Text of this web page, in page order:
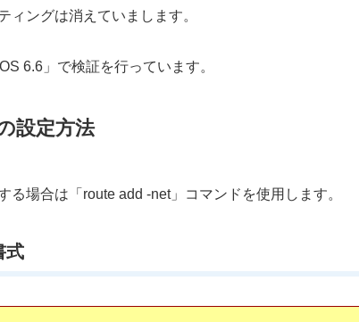
ィングは消えていまします。
6.6」で検証を行っています。
設定方法
る場合は「route add -net」コマンドを使用します。
式